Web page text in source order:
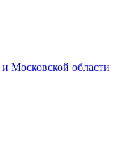
Московской области